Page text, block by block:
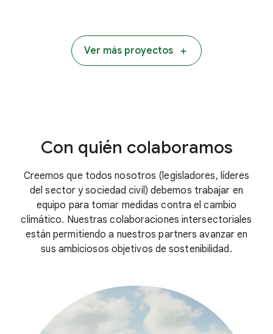
Ver más proyectos
Con quién colaboramos
Creemos que todos nosotros (legisladores, líderes
del sector y sociedad civil) debemos trabajar en
equipo para tomar medidas contra el cambio
climático. Nuestras colaboraciones intersectoriales
están permitiendo a nuestros partners avanzar en
sus ambiciosos objetivos de sostenibilidad.